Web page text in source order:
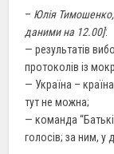
– Юлія Тимошенко,
даними на 12.00]:
— результатів
протоколів із
— Україна –
тут не можна;
— команда
голосів; за ним, у